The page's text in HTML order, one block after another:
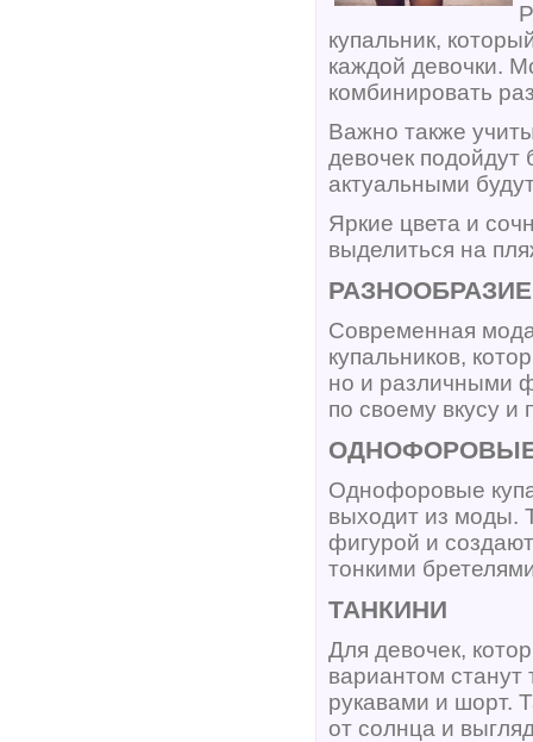
купальник,
каждой девочки.
комбинировать
Важно также
девочек подойдут
актуальными
Яркие цвета и
выделиться на
Современная
купальников,
но и различными
по своему вкусу
Однофоровые
выходит из моды.
фигурой и
тонкими
ТАНКИНИ
Для девочек,
вариантом станут
рукавами и шорт.
от солнца и